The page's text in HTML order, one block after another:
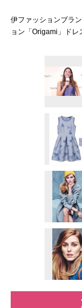
伊ファッションブラ
ョン「Origami」ド